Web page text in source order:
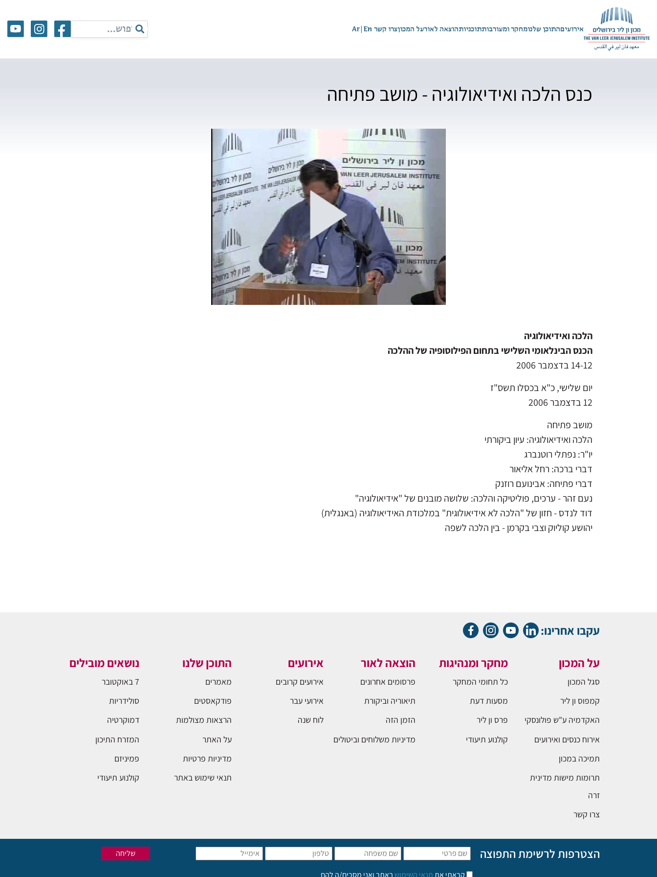
אירועיםהתוכן שלנומחקר ומעורבותתוכניותהוצאה לאורעל המכוןצרו קשר En
|
Ar
כנס הלכה ואידיאולוגיה - מושב פתיחה
הלכה ואידיאולוגיה
הכנס הבינלאומי השלישי בתחום הפילוסופיה של ההלכה
14-12 בדצמבר 2006
יום שלישי, כ"א בכסלו תשס"ז
12 בדצמבר 2006
מושב פתיחה
הלכה ואידיאולוגיה: עיון ביקורתי
יו"ר: נפתלי רוטנברג
דברי ברכה: רחל אליאור
דברי פתיחה: אבינועם רוזנק
נעם זהר - ערכים, פוליטיקה והלכה: שלושה מובנים של "אידיאולוגיה"
דוד לנדס - חזון של "הלכה לא אידיאולוגית" במלכודת האידיאולוגיה (באנגלית)
יהושע קוליוק וצבי בקרמן - בין הלכה לשפה
עקבו אחרינו:
על המכון
סגל המכון
קמפוס ון ליר
האקדמיה ע"ש פולונסקי
אירוח כנסים ואירועים
תמיכה במכון
תרומות מישות מדינית
זרה
צרו קשר
מחקר ומנהיגות
כל תחומי המחקר
מסעות דעת
פרס ון ליר
קולנוע תיעודי
הוצאה לאור
פרסומים אחרונים
תיאוריה וביקורת
הזמן הזה
מדיניות משלוחים וביטולים
אירועים
אירועים קרובים
אירועי עבר
לוח שנה
התוכן שלנו
מאמרים
פודקאסטים
הרצאות מצולמות
על האתר
מדיניות פרטיות
תנאי שימוש באתר
נושאים מובילים
7 באוקטובר
סולידריות
דמוקרטיה
המזרח התיכון
פמיניזם
קולנוע תיעודי
הצטרפות לרשימת התפוצה